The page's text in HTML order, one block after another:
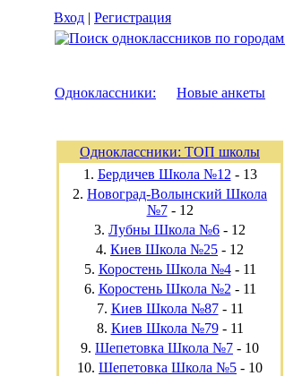
Вход | Регистрация
Одноклассники: Новые анкеты
Одноклассники: ТОП школы
1. Бердичев Школа №12 - 13
2. Новоград-Волынский Школа
№7- 12
3. Лубны Школа №6 - 12
4. Киев Школа №25 - 12
5. Коростень Школа №4- 11
6. Коростень Школа №2 - 11
7. Киев Школа №87- 11
8. Киев Школа №79- 11
9. Шепетовка Школа №7 - 10
10. Шепетовка Школа №5 - 10